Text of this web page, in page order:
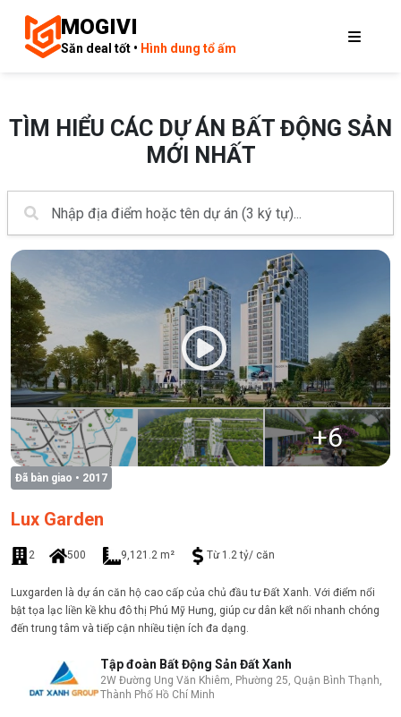
MOGIVI
Săn deal tốt • Hình dung tổ ấm
TÌM HIỂU CÁC DỰ ÁN BẤT ĐỘNG SẢN
MỚI NHẤT
+6
Đã bàn giao • 2017
Lux Garden
2 500 9,121.2 m² Từ 1.2 tỷ/ căn
Luxgarden là dự án căn hộ cao cấp của chủ đầu tư Đất Xanh. Với điểm nổi
bật tọa lạc liền kề khu đô thị Phú Mỹ Hưng, giúp cư dân kết nối nhanh chóng
đến trung tâm và tiếp cận nhiều tiện ích đa dạng.
Tập đoàn Bất Động Sản Đất Xanh
2W Đường Ung Văn Khiêm, Phường 25, Quận Bình Thạnh,
Thành Phố Hồ Chí Minh